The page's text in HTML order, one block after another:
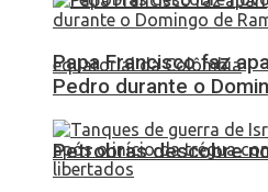
Petrobras descobre
Papa Francisco faz
Pedro durante o